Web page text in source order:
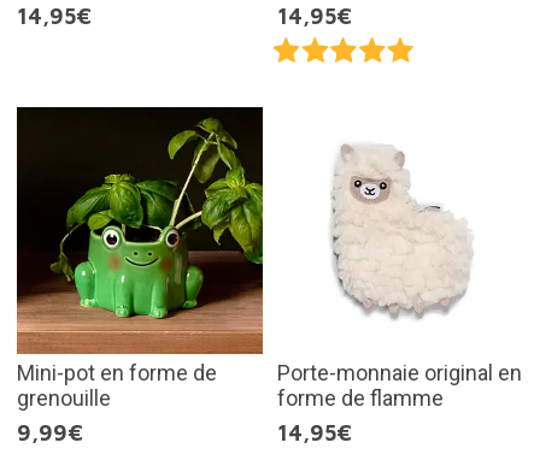
14,95€ 14,95€
Mini-pot en forme de
grenouille
9,99€
Porte-monnaie original en
forme de flamme
14,95€